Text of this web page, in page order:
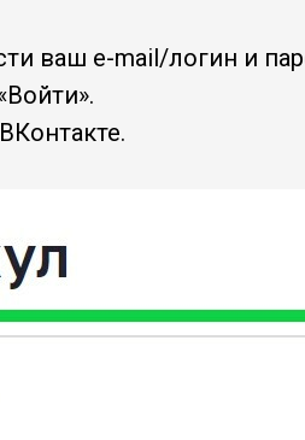
ваш e-mail/логин и